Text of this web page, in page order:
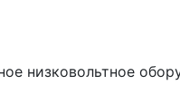
низковольтное